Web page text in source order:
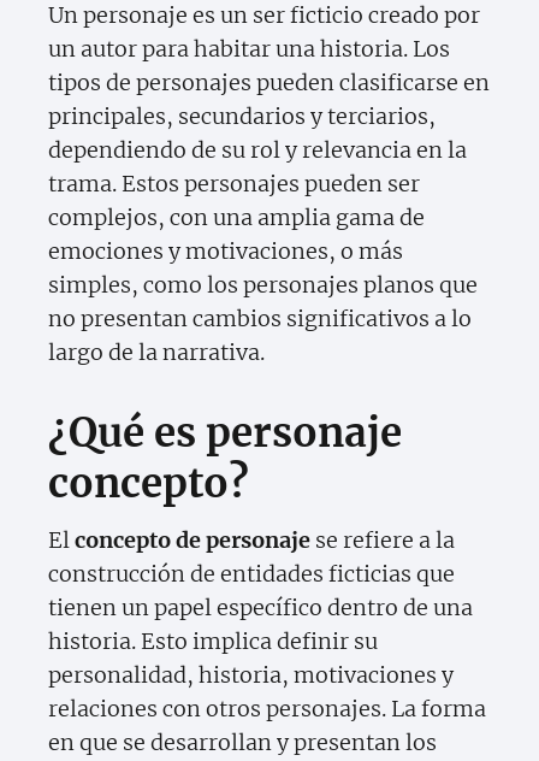
Un personaje es un ser ficticio creado por
un autor para habitar una historia. Los
tipos de personajes pueden clasificarse en
principales, secundarios y terciarios,
dependiendo de su rol y relevancia en la
trama. Estos personajes pueden ser
complejos, con una amplia gama de
emociones y motivaciones, o más
simples, como los personajes planos que
no presentan cambios significativos a lo
largo de la narrativa.
¿Qué es personaje
concepto?
Elconcepto de personaje se refiere a la
construcción de entidades ficticias que
tienen un papel específico dentro de una
historia. Esto implica definir su
personalidad, historia, motivaciones y
relaciones con otros personajes. La forma
en que se desarrollan y presentan los